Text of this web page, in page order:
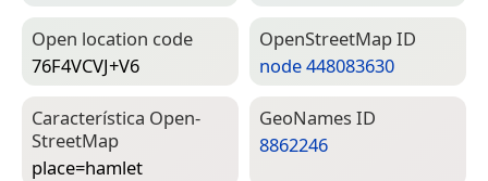
Open location code
76F4VCVJ+V6
Open­Street­Map ID
node 448083630
Característica Open­
Street­Map
place=­hamlet
Geo­Names ID
8862246